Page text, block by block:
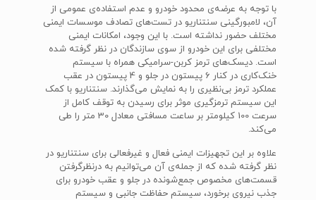
با توجه به عرضه‌ی محدود خودرو و عدم استفاده‌ی عمومی از
آن، لامبورگینی سنتناریو در تست‌های تصادف موسسات ایمنی
مختلف حضور نداشته است. با این وجود، امکانات ایمنی
مختلفی برای این خودرو از سوی سازندگان در نظر گرفته شده
است. دیسک‌های ترمز کربن-سرامیکی همراه با سیستم
خنک‌کاری در کنار 6 پیستون در جلو و 4 پیستون در عقب
عملکرد ترمز بی‌نظیری را به نمایش می‌گذارند. سنتناریو با کمک
این سیستم ترمزگیری موثر برای رسیدن به توقف کامل از
سرعت 100 کیلومتر بر ساعت مسافتی معادل 30 متر را طی
می‌کند.
علاوه بر این تجهیزات ایمنی فعال و غیرفعالی برای سنتناریو در
نظر گرفته شده که از جمله‌ی آن می‌توانیم به درنظرگرفتن
قسمت‌های مخصوص جمع‌شونده در جلو و عقب خودرو برای
جذب نیروی برخورد، سیستم حفاظت جانبی و سیستم